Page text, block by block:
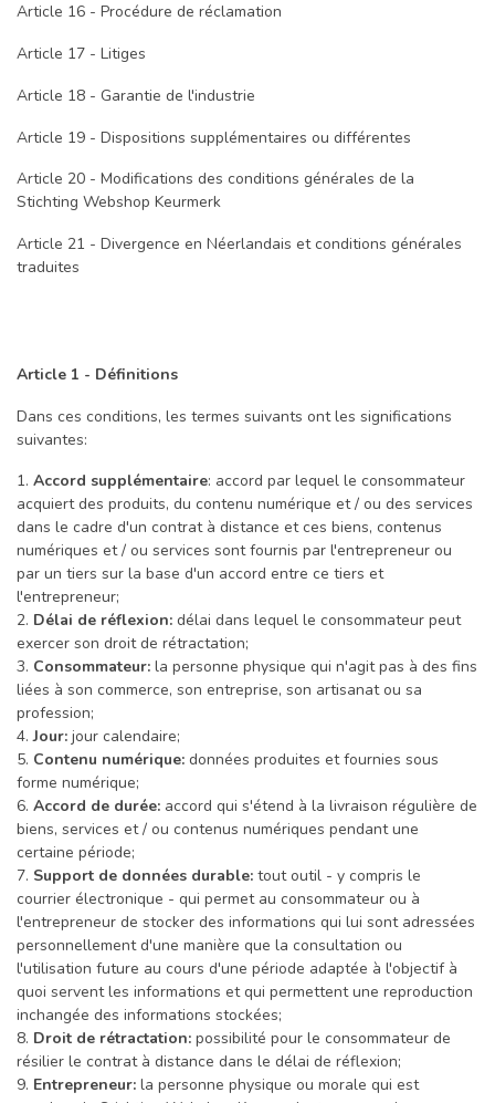
Article 16 - Procédure de réclamation
Article 17 - Litiges
Article 18 - Garantie de l'industrie
Article 19 - Dispositions supplémentaires ou différentes
Article 20 - Modifications des conditions générales de la
Stichting Webshop Keurmerk
Article 21 - Divergence en Néerlandais et conditions générales
traduites
Article 1 - Définitions
Dans ces conditions, les termes suivants ont les significations
suivantes:
1. Accord supplémentaire: accord par lequel le consommateur
acquiert des produits, du contenu numérique et / ou des services
dans le cadre d'un contrat à distance et ces biens, contenus
numériques et / ou services sont fournis par l'entrepreneur ou
par un tiers sur la base d'un accord entre ce tiers et
l'entrepreneur;
2. Délai de réflexion: délai dans lequel le consommateur peut
exercer son droit de rétractation;
3. Consommateur: la personne physique qui n'agit pas à des fins
liées à son commerce, son entreprise, son artisanat ou sa
profession;
4.Jour: jour calendaire;
5. Contenu numérique: données produites et fournies sous
forme numérique;
6. Accord de durée: accord qui s'étend à la livraison régulière de
biens, services et / ou contenus numériques pendant une
certaine période;
7. Support de données durable: tout outil - y compris le
courrier électronique - qui permet au consommateur ou à
l'entrepreneur de stocker des informations qui lui sont adressées
personnellement d'une manière que la consultation ou
l'utilisation future au cours d'une période adaptée à l'objectif à
quoi servent les informations et qui permettent une reproduction
inchangée des informations stockées;
8. Droit de rétractation: possibilité pour le consommateur de
résilier le contrat à distance dans le délai de réflexion;
9. Entrepreneur: la personne physique ou morale qui est